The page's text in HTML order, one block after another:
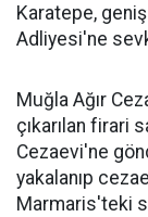
Karatepe,
Adliyesi'ne
Muğla Ağır
çıkarılan firari
Cezaevi'ne
yakalanıp
Marmaris'teki